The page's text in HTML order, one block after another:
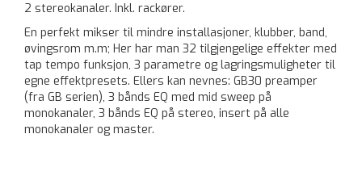
2 stereokanaler. Inkl. rackører.
En perfekt mikser til mindre installasjoner, klubber, band,
øvingsrom m.m; Her har man 32 tilgjengelige effekter med
tap tempo funksjon, 3 parametre og lagringsmuligheter til
egne effektpresets. Ellers kan nevnes: GB30 preamper
(fra GB serien), 3 bånds EQ med mid sweep på
monokanaler, 3 bånds EQ på stereo, insert på alle
monokanaler og master.